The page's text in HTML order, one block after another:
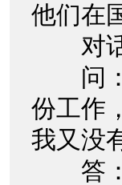
他们在
对
问：
份工作
我又没
答：